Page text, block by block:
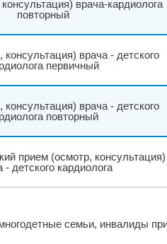
врача-кардиолога
повторный
врача - детского
первичный
врача - детского
повторный
прием (осмотр, консультация)
- детского кардиолога
семьи, инвалиды